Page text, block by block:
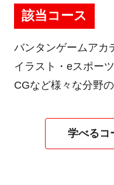
該当コース
バンタンゲームアカ
イラスト・eスポー
CGなど様々な分野
学べるコ